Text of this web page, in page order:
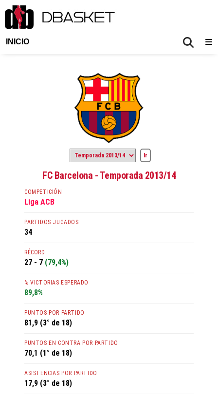
INICIO
FC Barcelona - Temporada 2013/14
COMPETICIÓN
Liga ACB
PARTIDOS JUGADOS
34
RÉCORD
27 - 7 (79,4%)
% VICTORIAS ESPERADO
89,8%
PUNTOS POR PARTIDO
81,9 (3° de 18)
PUNTOS EN CONTRA POR PARTIDO
70,1 (1° de 18)
ASISTENCIAS POR PARTIDO
17,9 (3° de 18)